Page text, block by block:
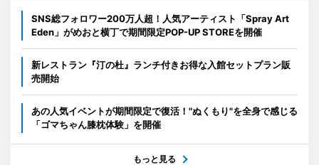
SNS総フォロワー200万人超！人気アーティスト「Spray Art
Eden」がめおと横丁で期間限定POP-UP STOREを開催
新レストラン『汀の杜』ランチ付きお得な入館セットプラン販
売開始
あの人気イベントが期間限定で復活！"ぬくもり"を全身で感じる
「ゴマちゃん膝枕体験」を開催
もっと見る